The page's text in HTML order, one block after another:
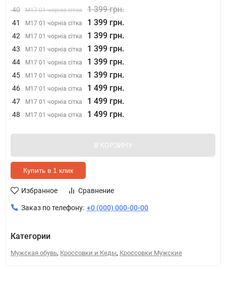
40 М17 01 чорніа сітка 1 399 грн.
41 М17 01 чорніа сітка 1 399 грн.
42 М17 01 чорніа сітка 1 399 грн.
43 М17 01 чорніа сітка 1 399 грн.
44 М17 01 чорніа сітка 1 399 грн.
45 М17 01 чорніа сітка 1 399 грн.
46 М17 01 чорніа сітка 1 499 грн.
47 М17 01 чорніа сітка 1 499 грн.
48 М17 01 чорніа сітка 1 499 грн.
В КОРЗИНУ
Купить в 1 клик
Избранное Сравнение
Заказ по телефону: +0 (000) 000-00-00
Категории
Мужская обувь, Кроссовки и Кеды, Кроссовки Мужские